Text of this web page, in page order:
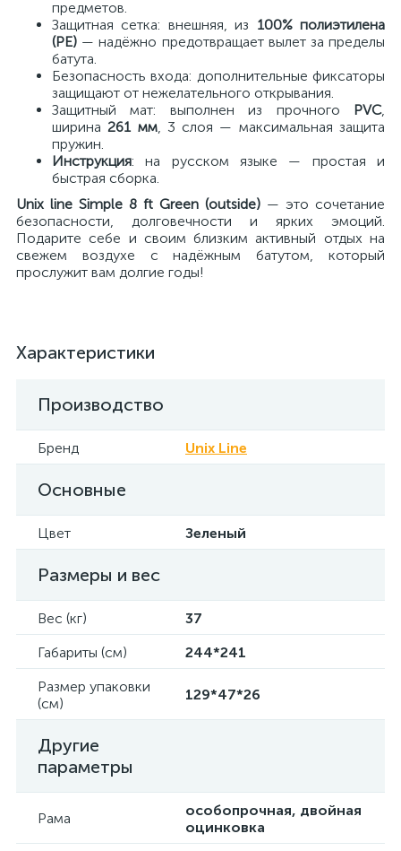
предметов.
Защитная сетка: внешняя, из 100% полиэтилена
(PE) — надёжно предотвращает вылет за пределы
батута.
Безопасность входа: дополнительные фиксаторы
защищают от нежелательного открывания.
Защитный мат: выполнен из прочного PVC,
ширина261 мм, 3 слоя — максимальная защита
пружин.
Инструкция: на русском языке — простая и
быстрая сборка.
Unix line Simple 8 ft Green (outside) — это сочетание
безопасности, долговечности и ярких эмоций.
Подарите себе и своим близким активный отдых на
свежем воздухе с надёжным батутом, который
прослужит вам долгие годы!
Характеристики
Производство
Бренд Unix Line
Основные
Цвет Зеленый
Размеры и вес
Вес (кг)
37
Габариты (см)
244*241
Размер упаковки
(см)
129*47*26
Другие
параметры
Рама
особопрочная, двойная
оцинковка